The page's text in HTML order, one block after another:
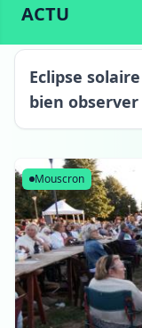
ACTU
Eclipse
bien
Mouscron